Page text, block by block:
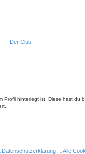
Der Club
Profil hinterlegt ist. Diese hast du
Alle
Datenschutzerklärung